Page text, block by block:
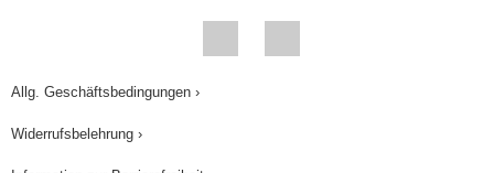
Allg. Geschäftsbedingungen ›
Widerrufsbelehrung ›